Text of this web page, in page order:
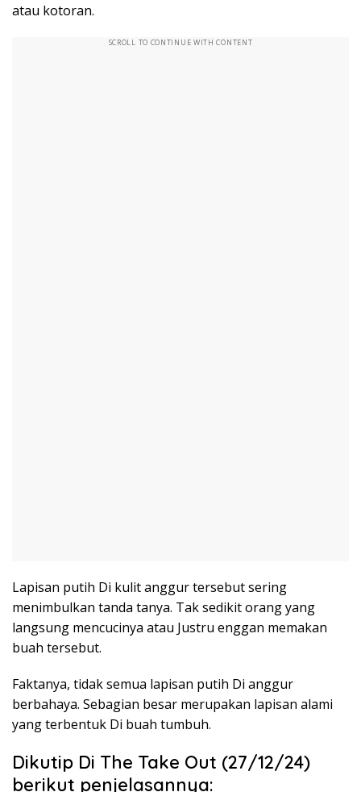
atau kotoran.
SCROLL TO CONTINUE WITH CONTENT
Lapisan putih Di kulit anggur tersebut sering
menimbulkan tanda tanya. Tak sedikit orang yang
langsung mencucinya atau Justru enggan memakan
buah tersebut.
Faktanya, tidak semua lapisan putih Di anggur
berbahaya. Sebagian besar merupakan lapisan alami
yang terbentuk Di buah tumbuh.
Dikutip Di The Take Out (27/12/24)
berikut penjelasannya: